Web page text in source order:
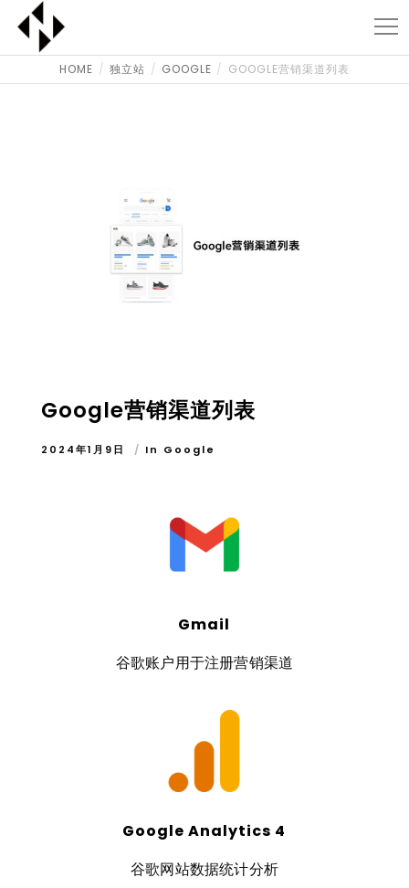
HOME 独立站 GOOGLE GOOGLE营销渠道列表
Google营销渠道列表
2024年1月9日 In Google
Gmail
谷歌账户用于注册营销渠道
Google Analytics 4
谷歌网站数据统计分析